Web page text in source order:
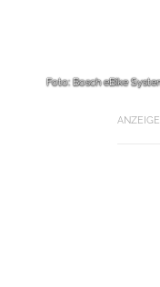
Foto: Bosch eBike
ANZEIGE